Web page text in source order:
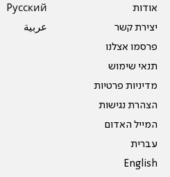
אודות
יצירת קשר
פרסמו אצלנו
תנאי שימוש
מדיניות פרטיות
הצהרת נגישות
המייל האדום
עברית
English
Pусский
عربية